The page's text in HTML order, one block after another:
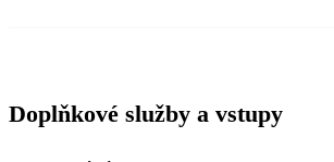
Doplňkové služby a vstupy